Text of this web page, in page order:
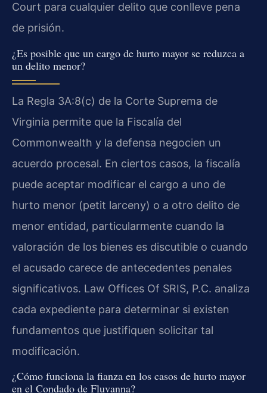
Court para cualquier delito que conlleve pena
de prisión.
¿Es posible que un cargo de hurto mayor se reduzca a
un delito menor?
La Regla 3A:8(c) de la Corte Suprema de
Virginia permite que la Fiscalía del
Commonwealth y la defensa negocien un
acuerdo procesal. En ciertos casos, la fiscalía
puede aceptar modificar el cargo a uno de
hurto menor (petit larceny) o a otro delito de
menor entidad, particularmente cuando la
valoración de los bienes es discutible o cuando
el acusado carece de antecedentes penales
significativos. Law Offices Of SRIS, P.C. analiza
cada expediente para determinar si existen
fundamentos que justifiquen solicitar tal
modificación.
¿Cómo funciona la fianza en los casos de hurto mayor
en el Condado de Fluvanna?